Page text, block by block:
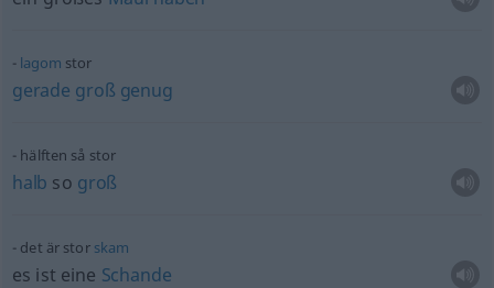
lagom stor
gerade groß genug
hälften så stor
halb so groß
det är stor skam
es ist eine Schande